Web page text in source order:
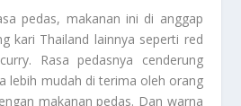
pedas, makanan ini di anggap
kari Thailand lainnya seperti red
Rasa pedasnya cenderung
lebih mudah di terima oleh orang
makanan pedas. Dan warna